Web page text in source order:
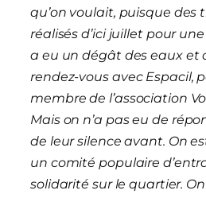
qu’on voulait, puisque des
réalisés d’ici juillet pour
a eu un dégât des eaux et
rendez-vous avec Espacil,
membre de l’association
Mais on n’a pas eu de
de leur silence avant. On
un comité populaire
solidarité sur le quartier.